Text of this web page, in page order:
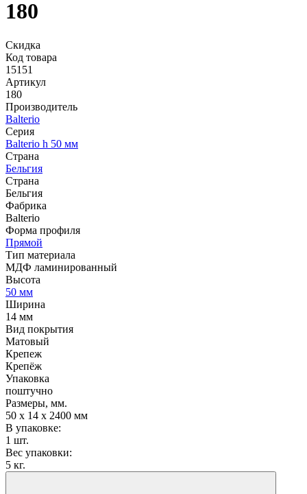
180
Скидка
Код товара
15151
Артикул
180
Производитель
Balterio
Серия
Balterio h 50 мм
Страна
Бельгия
Страна
Бельгия
Фабрика
Balterio
Форма профиля
Прямой
Тип материала
МДФ ламинированный
Высота
50 мм
Ширина
14 мм
Вид покрытия
Матовый
Крепеж
Крепёж
Упаковка
поштучно
Размеры, мм.
50 х 14 х 2400 мм
В упаковке:
1 шт.
Вес упаковки:
5 кг.